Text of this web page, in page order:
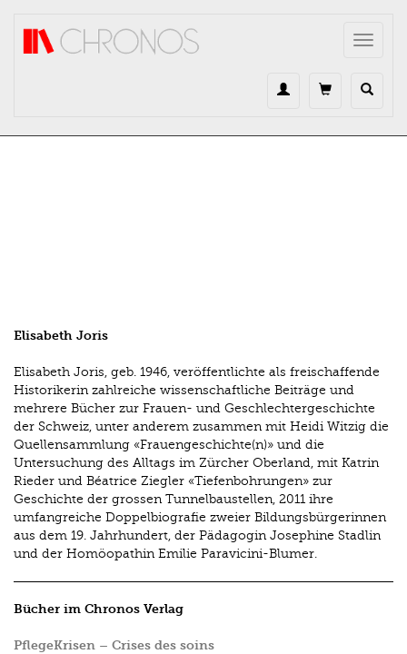
Toggle
Elisabeth Joris
Elisabeth Joris, geb. 1946, veröffentlichte als freischaffende
Historikerin zahlreiche wissenschaftliche Beiträge und
mehrere Bücher zur Frauen- und Geschlechtergeschichte
der Schweiz, unter anderem zusammen mit Heidi Witzig die
Quellensammlung «Frauengeschichte(n)» und die
Untersuchung des Alltags im Zürcher Oberland, mit Katrin
Rieder und Béatrice Ziegler «Tiefenbohrungen» zur
Geschichte der grossen Tunnelbaustellen, 2011 ihre
umfangreiche Doppelbiografie zweier Bildungsbürgerinnen
aus dem 19. Jahrhundert, der Pädagogin Josephine Stadlin
und der Homöopathin Emilie Paravicini-Blumer.
Bücher im Chronos Verlag
PflegeKrisen – Crises des soins